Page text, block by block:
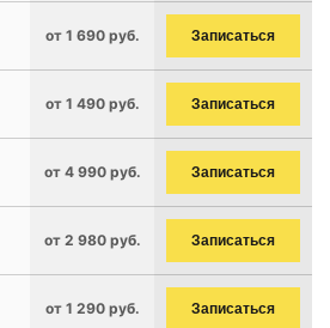
от 1 690 руб. Записаться
от 1 490 руб. Записаться
от 4 990 руб. Записаться
от 2 980 руб. Записаться
от 1 290 руб. Записаться